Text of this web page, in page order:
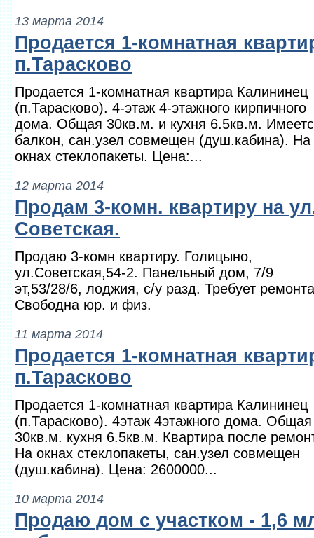
13 марта 2014
Продается 1-комнатная
п.Тарасково
Продается 1-комнатная квартира Калининец
(п.Тарасково). 4-этаж 4-этажного кирпичного
дома. Общая 30кв.м. и кухня 6.5кв.м.
балкон, сан.узел совмещен (душ.кабина). На
окнах стеклопакеты. Цена:...
12 марта 2014
Продам 3-комн. квартиру на
Советская.
Продаю 3-комн квартиру. Голицыно,
ул.Советская,54-2. Панельный дом, 7/9
эт,53/28/6, лоджия, с/у разд. Требует
Свободна юр. и физ.
11 марта 2014
Продается 1-комнатная
п.Тарасково
Продается 1-комнатная квартира Калининец
(п.Тарасково). 4этаж 4этажного дома. Общая
30кв.м. кухня 6.5кв.м. Квартира после
На окнах стеклопакеты, сан.узел совмещен
(душ.кабина). Цена: 2600000...
10 марта 2014
Продаю дом с участком - 1,6